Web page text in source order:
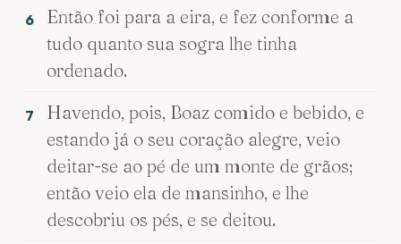
6
Então foi para a eira, e fez conforme a
tudo quanto sua sogra lhe tinha
ordenado.
7
Havendo, pois, Boaz comido e bebido, e
estando já o seu coração alegre, veio
deitar-se ao pé de um monte de grãos;
então veio ela de mansinho, e lhe
descobriu os pés, e se deitou.